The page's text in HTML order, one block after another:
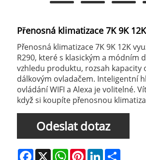
Přenosná klimatizace 7K 9K 12K
Přenosná klimatizace 7K 9K 12K
R290, které s klasickým a módním
vzhledu produktu, rozsah kapacity
dálkovým ovladačem. Inteligentní
ovládání WIFI a Alexa je volitelné.
když si koupíte přenosnou
Odeslat dotaz
Facebook
X WhatsAppPinterestLinkedIn